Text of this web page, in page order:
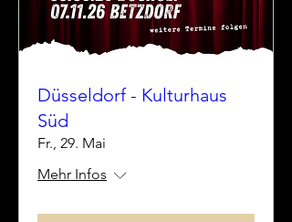
Düsseldorf - Kulturhaus
Süd
Fr., 29. Mai
Mehr Infos